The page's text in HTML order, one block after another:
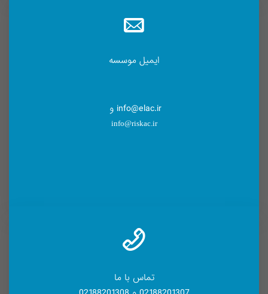
ایمیل موسسه
info@elac.ir و
info@riskac.ir
تماس با ما